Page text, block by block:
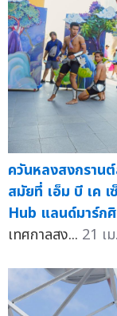
ควันหลงสงกราน
สมัยที่ เอ็ม บี เค
Hub แลนด์มาร์ก
เทศกาลสง... 21 เ